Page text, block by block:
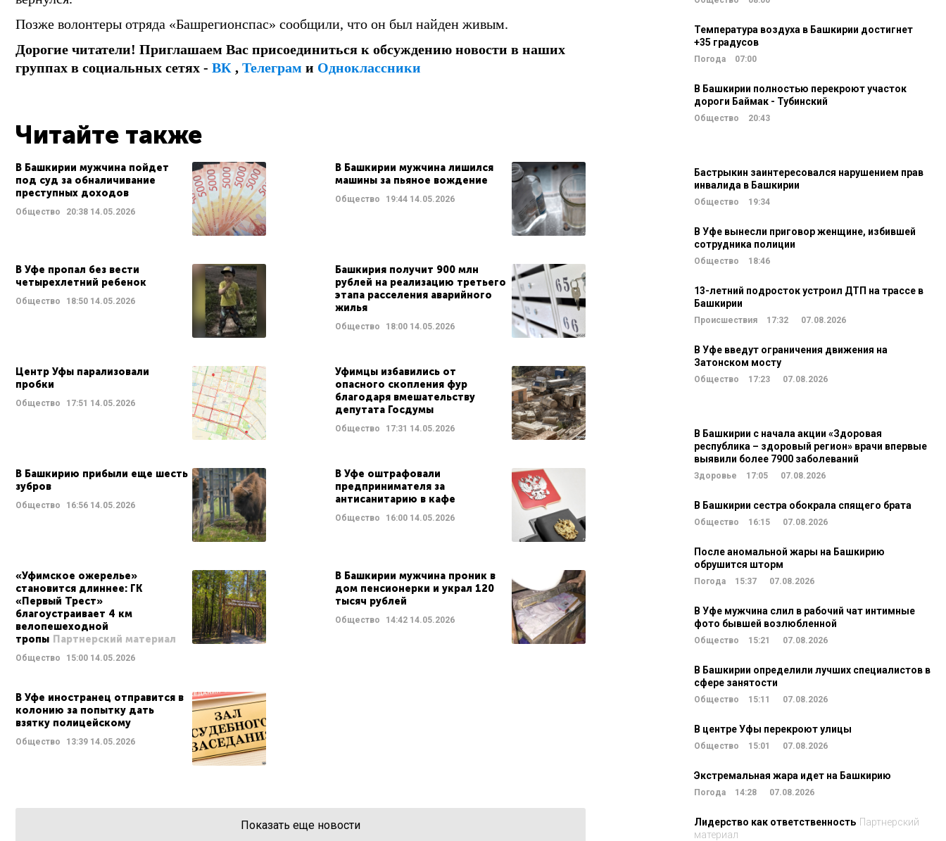
Позже волонтеры отряда «Башрегионспас» сообщили, что он был найден живым.
Дорогие читатели! Приглашаем Вас присоединиться к обсуждению новости в наших
группах в социальных сетях - ВК , Телеграм и Одноклассники
Читайте также
В Башкирии мужчина пойдет
под суд за обналичивание
преступных доходов
Общество 20:38 14.05.2026
В Башкирии мужчина лишился
машины за пьяное вождение
Общество 19:4414.05.2026
В Уфе пропал без вести
четырехлетний ребенок
Общество 18:50 14.05.2026
Башкирия получит 900 млн
рублей на реализацию третьего
этапа расселения аварийного
жилья
Общество 18:0014.05.2026
Центр Уфы парализовали
пробки
Общество 17:51 14.05.2026
Уфимцы избавились от
опасного скопления фур
благодаря вмешательству
депутата Госдумы
Общество 17:31 14.05.2026
В Башкирию прибыли еще шесть
зубров
Общество 16:56 14.05.2026
В Уфе оштрафовали
предпринимателя за
антисанитарию в кафе
Общество 16:0014.05.2026
«Уфимское ожерелье»
становится длиннее: ГК
«Первый Трест»
благоустраивает 4 км
велопешеходной
тропы Партнерский материал
Общество 15:00 14.05.2026
В Башкирии мужчина проник в
дом пенсионерки и украл 120
тысяч рублей
Общество 14:4214.05.2026
В Уфе иностранец отправится в
колонию за попытку дать
взятку полицейскому
Общество 13:39 14.05.2026
Показать еще новости
Температура воздуха в Башкирии достигнет
+35 градусов
Погода 07:00
В Башкирии полностью перекроют участок
дороги Баймак - Тубинский
Общество 20:43
Бастрыкин заинтересовался нарушением прав
инвалида в Башкирии
Общество 19:34
В Уфе вынесли приговор женщине, избившей
сотрудника полиции
Общество 18:46
13-летний подросток устроил ДТП на трассе в
Башкирии
Происшествия 17:32 07.08.2026
В Уфе введут ограничения движения на
Затонском мосту
Общество 17:23 07.08.2026
В Башкирии с начала акции «Здоровая
республика – здоровый регион» врачи впервые
выявили более 7900 заболеваний
Здоровье 17:05 07.08.2026
В Башкирии сестра обокрала спящего брата
Общество 16:15 07.08.2026
После аномальной жары на Башкирию
обрушится шторм
Погода 15:37 07.08.2026
В Уфе мужчина слил в рабочий чат интимные
фото бывшей возлюбленной
Общество 15:21 07.08.2026
В Башкирии определили лучших специалистов в
сфере занятости
Общество 15:11 07.08.2026
В центре Уфы перекроют улицы
Общество 15:01 07.08.2026
Экстремальная жара идет на Башкирию
Погода 14:28 07.08.2026
Лидерство как ответственность Партнерский
материал